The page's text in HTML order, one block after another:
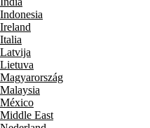
Indonesia
Ireland
Italia
Latvija
Lietuva
Magyarország
Malaysia
México
Middle East